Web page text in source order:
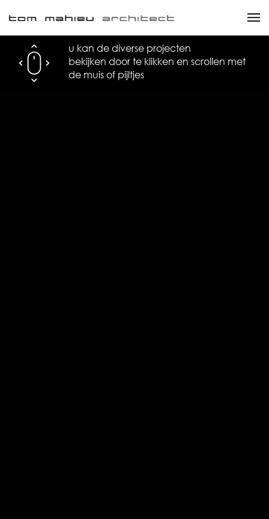
u kan de diverse projecten
bekijken door te klikken en scrollen met
de muis of pijltjes